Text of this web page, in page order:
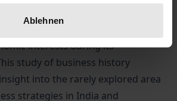
Ablehnen
interests during its
study of business history
into the rarely explored area
strategies in India and